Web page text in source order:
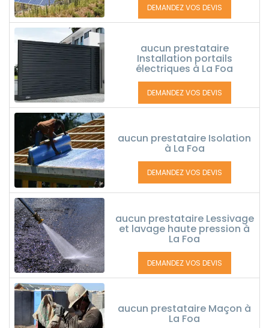
DEMANDEZ VOS DEVIS
aucun prestataire
Installation portails
électriques à La Foa
DEMANDEZ VOS DEVIS
aucun prestataire Isolation
à La Foa
DEMANDEZ VOS DEVIS
aucun prestataire Lessivage
et lavage haute pression à
La Foa
DEMANDEZ VOS DEVIS
aucun prestataire Maçon à
La Foa